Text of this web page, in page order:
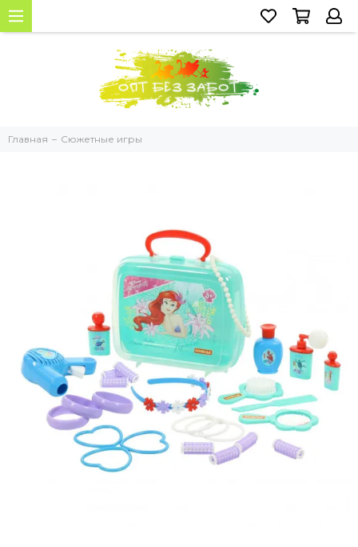
Главная Сюжетные игры